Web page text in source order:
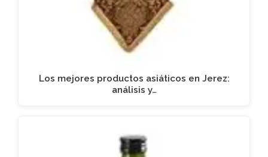
Los mejores productos asiáticos en Jerez:
análisis y…